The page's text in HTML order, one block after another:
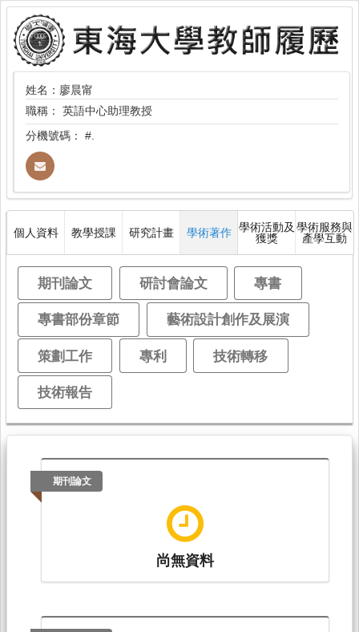
姓名：廖晨甯
職稱： 英語中心助理教授
分機號碼： #.
個人資料 教學授課 研究計畫 學術著作 學術活動及
獲獎
學術服務與
產學互動
期刊論文 研討會論文 專書
專書部份章節 藝術設計創作及展演
策劃工作 專利 技術轉移
技術報告
期刊論文
尚無資料